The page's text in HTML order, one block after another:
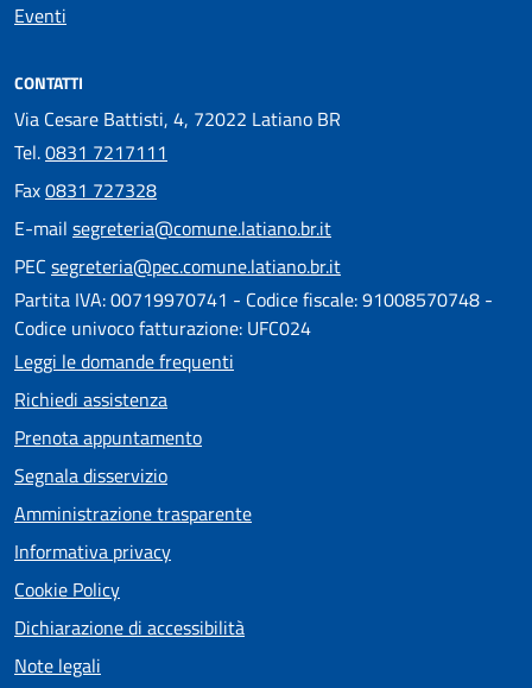
Eventi
CONTATTI
Via Cesare Battisti, 4, 72022 Latiano BR
Tel.0831 7217111
Fax0831 727328
E-mail segreteria@comune.latiano.br.it
PEC segreteria@pec.comune.latiano.br.it
Partita IVA: 00719970741 - Codice fiscale: 91008570748 -
Codice univoco fatturazione: UFC024
Leggi le domande frequenti
Richiedi assistenza
Prenota appuntamento
Segnala disservizio
Amministrazione trasparente
Informativa privacy
Cookie Policy
Dichiarazione di accessibilità
Note legali